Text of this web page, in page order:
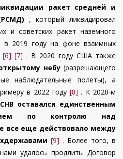
ракет средней и
, который ликвидировал
и советских ракет наземного
в 2019 году на фоне взаимных
[6] [7] . В 2020 году США также
небу(разрешающего
наблюдательные полеты), а
в 2022 году[8] . К 2020-м
оставался единственным
по контролю над
все еще действовало между
[9] . Более того, в
удалось продлить Договор